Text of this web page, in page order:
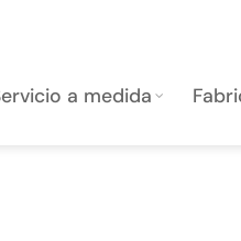
a medida